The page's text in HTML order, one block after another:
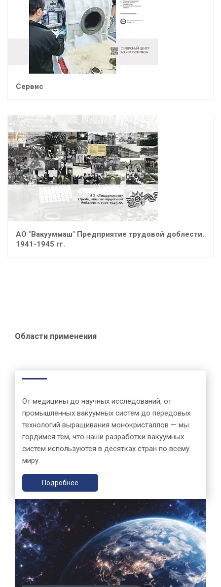
Сервис
АО "Вакууммаш" Предприятие трудовой доблести.
1941-1945 гг.
Области применения
От медицины до научных исследований, от
промышленных вакуумных систем до передовых
технологий выращивания монокристаллов — мы
гордимся тем, что наши разработки вакуумных
систем используются в десятках стран по всему
миру.
Подробнее